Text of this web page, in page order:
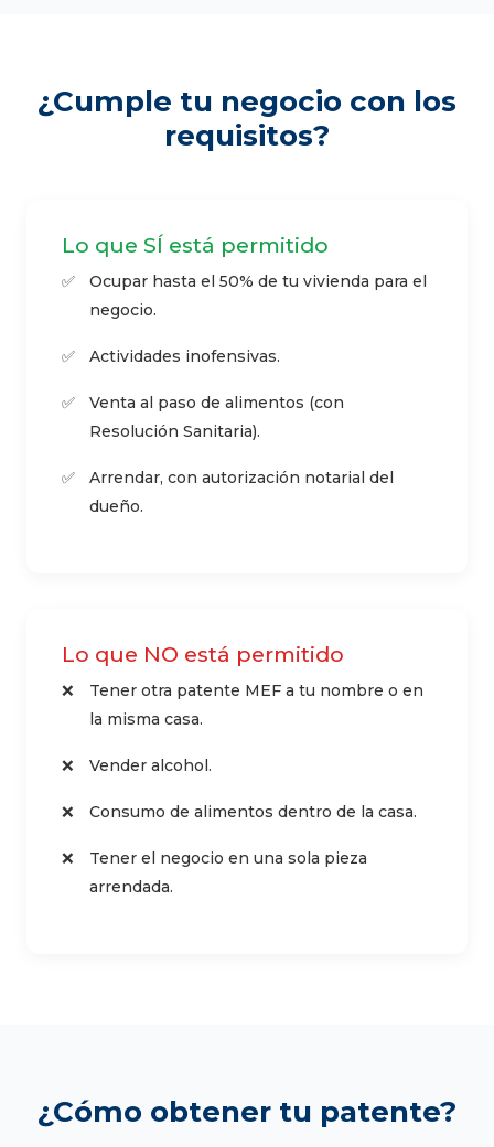
¿Cumple tu negocio con los
requisitos?
Lo que SÍ está permitido
Ocupar hasta el 50% de tu vivienda para el
negocio.
Actividades inofensivas.
Venta al paso de alimentos (con
Resolución Sanitaria).
Arrendar, con autorización notarial del
dueño.
Lo que NO está permitido
Tener otra patente MEF a tu nombre o en
la misma casa.
Vender alcohol.
Consumo de alimentos dentro de la casa.
Tener el negocio en una sola pieza
arrendada.
¿Cómo obtener tu patente?